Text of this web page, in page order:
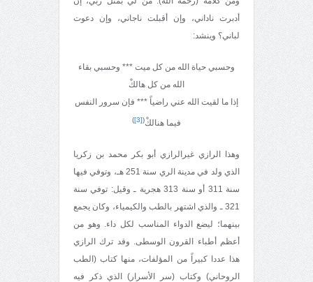
أدبرت ناداني، وإن أقبلت ناجاني، وإن دعوت
لباني؟ وينشد:
وحسبي حياة الله من كل ميت *** وحسبي بقاء
الله من كل هالكْ
إذا ما لقيت الله عني راضياً *** فإن سرور النفس
فيما هنالكْ(
[3]
)
وهذا الرازي غيرالرازي أبو بكر محمد بن زكريا
الذي ولد في مدينة الري سنة 251 هـ، وتوفي فيها
سنة 311 أو سنة 313 هجرية ـ وقيل: توفي سنة
321 ـ والذي اشتهر بالطب والكيمياء، وكان يجمع
بينهما؛ ليضع الدواء المناسب لكل داء. وهو من
أعظم أطباء القرون الوسطى. وقد ترك الرازي
هذا عددا كبيراً من المؤلفات، منها كتاب (الطب
الروحاني) وكتاب (سر الأسرار) الذي ذكر فيه